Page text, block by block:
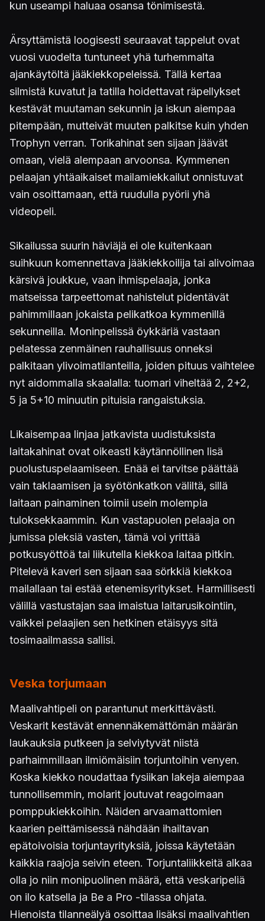
kun useampi haluaa osansa tönimisestä.
Ärsyttämistä loogisesti seuraavat tappelut ovat
vuosi vuodelta tuntuneet yhä turhemmalta
ajankäytöltä jääkiekkopeleissä. Tällä kertaa
silmistä kuvatut ja tatilla hoidettavat räpellykset
kestävät muutaman sekunnin ja iskun aiempaa
pitempään, mutteivät muuten palkitse kuin yhden
Trophyn verran. Torikahinat sen sijaan jäävät
omaan, vielä alempaan arvoonsa. Kymmenen
pelaajan yhtäaikaiset mailamiekkailut onnistuvat
vain osoittamaan, että ruudulla pyörii yhä
videopeli.
Sikailussa suurin häviäjä ei ole kuitenkaan
suihkuun komennettava jääkiekkoilija tai alivoimaa
kärsivä joukkue, vaan ihmispelaaja, jonka
matseissa tarpeettomat nahistelut pidentävät
pahimmillaan jokaista pelikatkoa kymmenillä
sekunneilla. Moninpelissä öykkäriä vastaan
pelatessa zenmäinen rauhallisuus onneksi
palkitaan ylivoimatilanteilla, joiden pituus vaihtelee
nyt aidommalla skaalalla: tuomari viheltää 2, 2+2,
5 ja 5+10 minuutin pituisia rangaistuksia.
Likaisempaa linjaa jatkavista uudistuksista
laitakahinat ovat oikeasti käytännöllinen lisä
puolustuspelaamiseen. Enää ei tarvitse päättää
vain taklaamisen ja syötönkatkon väliltä, sillä
laitaan painaminen toimii usein molempia
tuloksekkaammin. Kun vastapuolen pelaaja on
jumissa pleksiä vasten, tämä voi yrittää
potkusyöttöä tai liikutella kiekkoa laitaa pitkin.
Pitelevä kaveri sen sijaan saa sörkkiä kiekkoa
mailallaan tai estää etenemisyritykset. Harmillisesti
välillä vastustajan saa imaistua laitarusikointiin,
vaikkei pelaajien sen hetkinen etäisyys sitä
tosimaailmassa sallisi.
Veska torjumaan
Maalivahtipeli on parantunut merkittävästi.
Veskarit kestävät ennennäkemättömän määrän
laukauksia putkeen ja selviytyvät niistä
parhaimmillaan ilmiömäisiin torjuntoihin venyen.
Koska kiekko noudattaa fysiikan lakeja aiempaa
tunnollisemmin, molarit joutuvat reagoimaan
pomppukiekkoihin. Näiden arvaamattomien
kaarien peittämisessä nähdään ihailtavan
epätoivoisia torjuntayrityksiä, joissa käytetään
kaikkia raajoja seivin eteen. Torjuntaliikkeitä alkaa
olla jo niin monipuolinen määrä, että veskaripeliä
on ilo katsella ja Be a Pro -tilassa ohjata.
Hienoista tilanneälyä osoittaa lisäksi maalivahtien